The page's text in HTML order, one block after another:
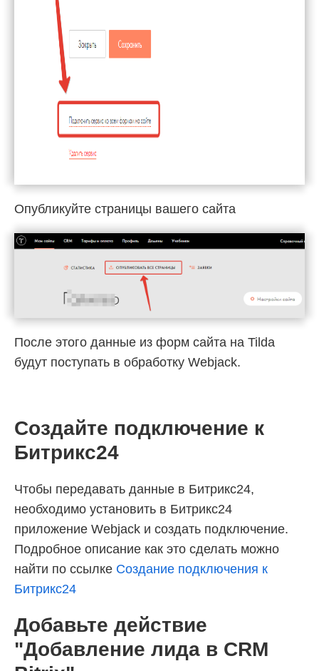
Опубликуйте страницы вашего сайта
После этого данные из форм сайта на Tilda
будут поступать в обработку Webjack.
Создайте подключение к
Битрикс24
Чтобы передавать данные в Битрикс24,
необходимо установить в Битрикс24
приложение Webjack и создать подключение.
Подробное описание как это сделать можно
найти по ссылке Создание подключения к
Битрикс24
Добавьте действие
"Добавление лида в CRM